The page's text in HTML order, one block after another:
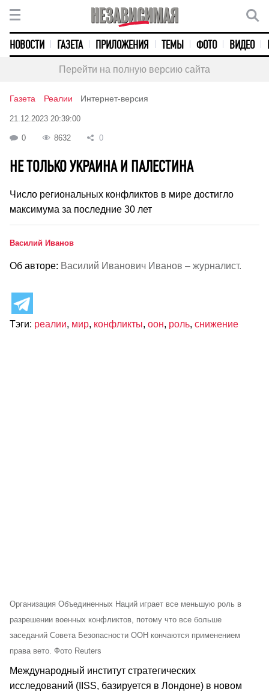
НОВОСТИ ГАЗЕТА ПРИЛОЖЕНИЯ ТЕМЫ ФОТО ВИДЕО
Перейти на полную версию сайта
Газета Реалии Интернет-версия
21.12.2023 20:39:00
0 8632 0
НЕ ТОЛЬКО УКРАИНА И ПАЛЕСТИНА
Число региональных конфликтов в мире достигло
максимума за последние 30 лет
Василий Иванов
Об авторе: Василий Иванович Иванов – журналист.
Тэги: реалии, мир, конфликты, оон, роль, снижение
Организация Объединенных Наций играет все меньшую роль в
разрешении военных конфликтов, потому что все больше
заседаний Совета Безопасности ООН кончаются применением
права вето. Фото Reuters
Международный институт стратегических
исследований (IISS, базируется в Лондоне) в новом